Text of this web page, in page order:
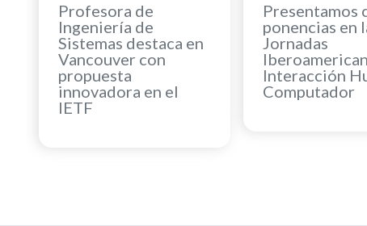
Profesora de
Ingeniería de
Sistemas destaca en
Vancouver con
propuesta
innovadora en el
IETF
Presentamos
ponencias en
Jornadas
Interacción
Computador